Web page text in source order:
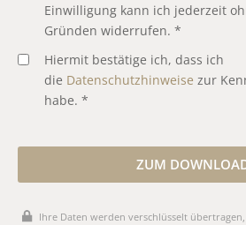
Einwilligung kann ich jederzeit
Gründen widerrufen. *
Hiermit bestätige ich, dass ich
die Datenschutzhinweise zur
habe. *
ZUM
Ihre Daten werden verschlüsselt